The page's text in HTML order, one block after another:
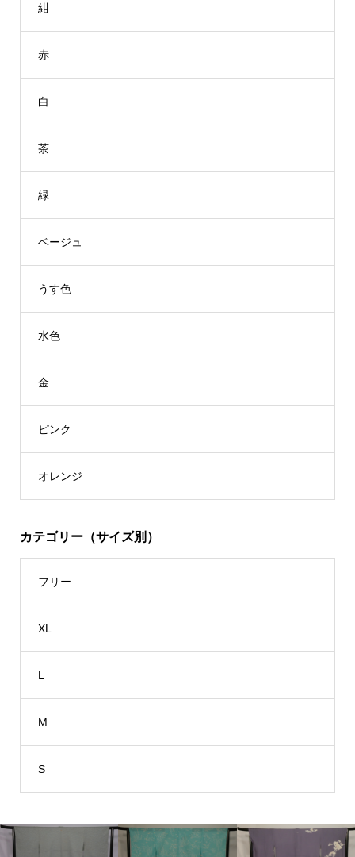
紺
赤
白
茶
緑
ベージュ
うす色
水色
金
ピンク
オレンジ
カテゴリー（サイズ別）
フリー
XL
L
M
S